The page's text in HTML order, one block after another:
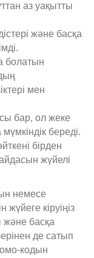
аз уақытты
және басқа
болатын
мен
бар, ол жеке
береді.
бірден
жүйелі
немесе
кіруіңіз
және басқа
де сатып
кодын